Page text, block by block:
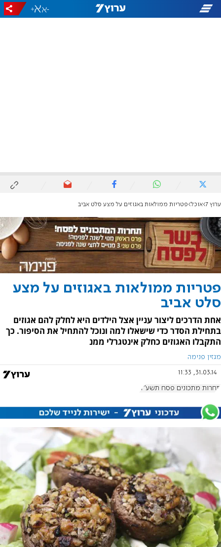
-
+
ערוץ 7 אוכל פטריות ממולאות באגוזים על מצע סלט אביב
פטריות ממולאות באגוזים על מצע
סלט אביב
אחת הדרכים ליצור עניין אצל הילדים היא לחלק להם אגוזים
בתחילת הסדר כדי שישאלו למה ונוכל להתחיל את הסיפור. כך
התקבלו האגוזים כחלק אינטגרלי ממנ
מגזין פנימה
31.03.14, 11:33
תחרות מתכונים פסח תשע"ד